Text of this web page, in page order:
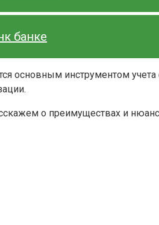
банке
основным инструментом
о преимуществах и